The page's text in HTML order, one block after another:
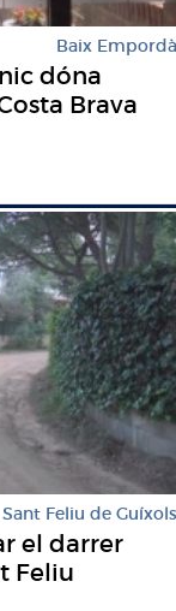
Baix Empordà
dóna
Brava
Sant Feliu de Guíxols
el darrer
Feliu